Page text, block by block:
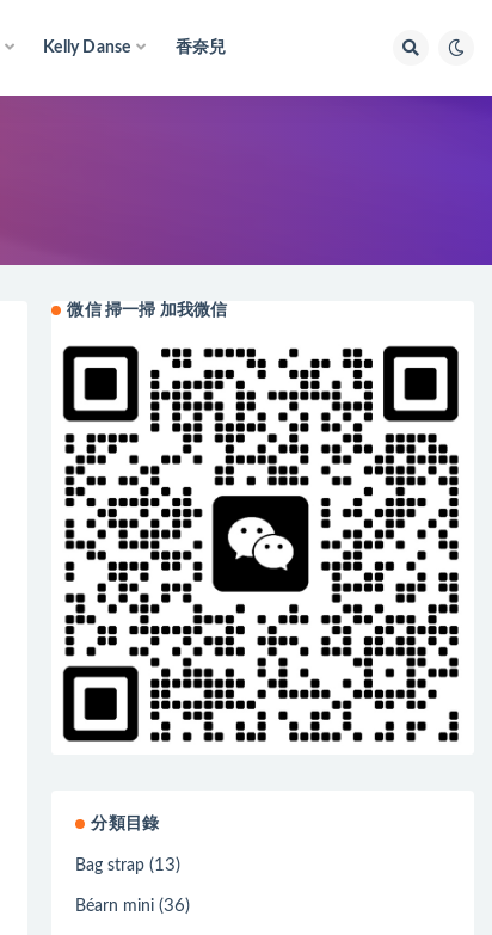
Kelly Danse 香奈兒
微信 掃一掃 加我微信
分類目錄
Bag strap (13)
Béarn mini (36)